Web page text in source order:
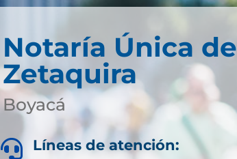
Notaría Única de
Zetaquira
Boyacá

Líneas de atención: